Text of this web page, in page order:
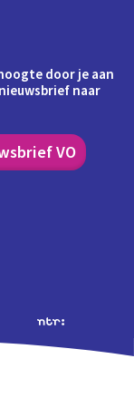
door je aan
naar
VO